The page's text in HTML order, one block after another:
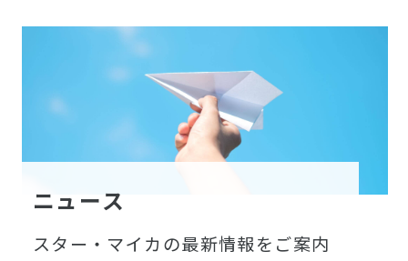
ニュース
スター・マイカの最新情報をご案内